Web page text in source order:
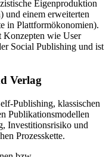
Eigenproduktion
und einem erweiterten
in Plattformökonomien).
Konzepten wie User
Social Publishing und ist
Verlag
Publishing, klassischen
Publikationsmodellen
Investitionsrisiko und
Prozesskette.